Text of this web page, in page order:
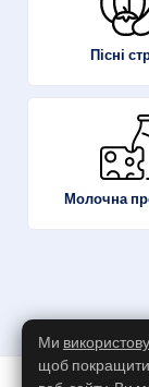
Пісні
Молочна
Ми
щоб